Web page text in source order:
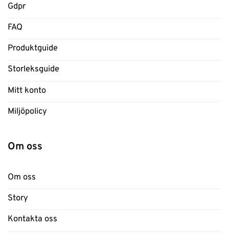
Gdpr
FAQ
Produktguide
Storleksguide
Mitt konto
Miljöpolicy
Om oss
Om oss
Story
Kontakta oss